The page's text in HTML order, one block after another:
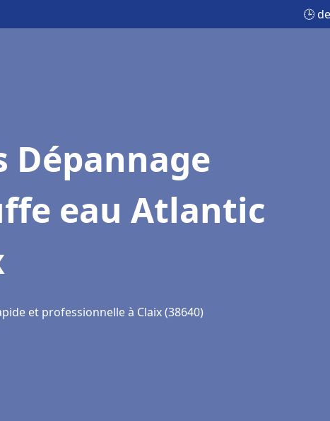
🕒
Dépannage
eau Atlantic
et professionnelle à Claix (38640)